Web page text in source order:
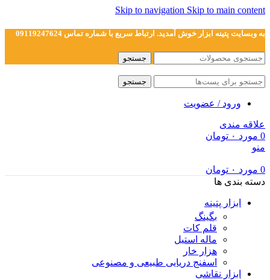
Skip to navigation Skip to main content
به وبسایت پتینه ابزار خوش آمدید. ارتباط سریع با شماره تماس 09119247624
جستجو
جستجو
ورود / عضویت
علاقه مندی
0 مورد ۰ تومان
منو
0 مورد ۰ تومان
دسته بندی ها
ابزار پتینه
بگینگ
قلم کات
ماله استیل
هزار خار
اسفنج دریایی طبیعی و مصنوعی
ابزار نقاشی